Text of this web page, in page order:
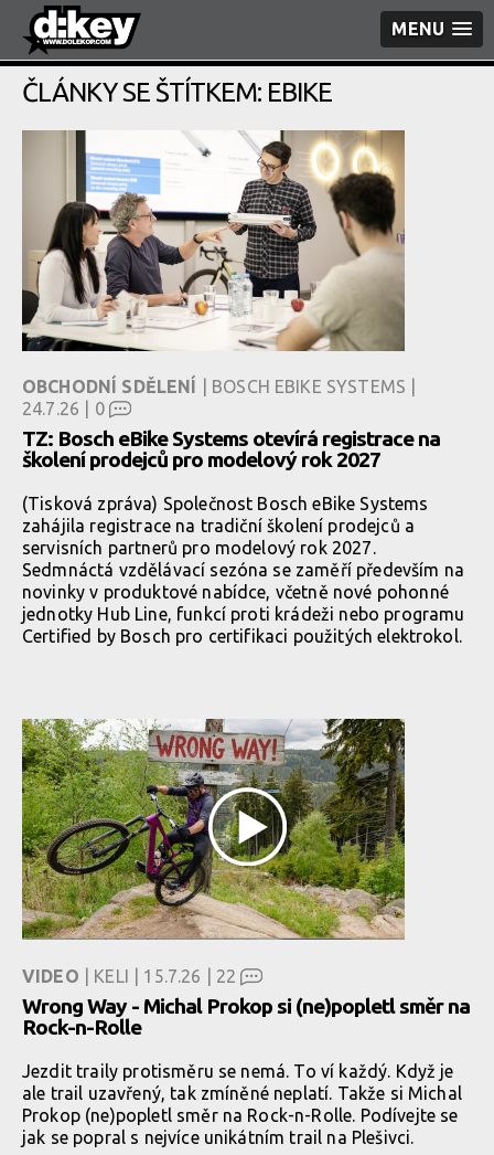
MENU
ČLÁNKY SE ŠTÍTKEM: EBIKE
OBCHODNÍ SDĚLENÍ
| BOSCH EBIKE SYSTEMS |
24.7.26 | 0
TZ: Bosch eBike Systems otevírá registrace na
školení prodejců pro modelový rok 2027
(Tisková zpráva) Společnost Bosch eBike Systems
zahájila registrace na tradiční školení prodejců a
servisních partnerů pro modelový rok 2027.
Sedmnáctá vzdělávací sezóna se zaměří především na
novinky v produktové nabídce, včetně nové pohonné
jednotky Hub Line, funkcí proti krádeži nebo programu
Certified by Bosch pro certifikaci použitých elektrokol.
VIDEO | KELI | 15.7.26 | 22
Wrong Way - Michal Prokop si (ne)popletl směr na
Rock-n-Rolle
Jezdit traily protisměru se nemá. To ví každý. Když je
ale trail uzavřený, tak zmíněné neplatí. Takže si Michal
Prokop (ne)popletl směr na Rock-n-Rolle. Podívejte se
jak se popral s nejvíce unikátním trail na Plešivci.